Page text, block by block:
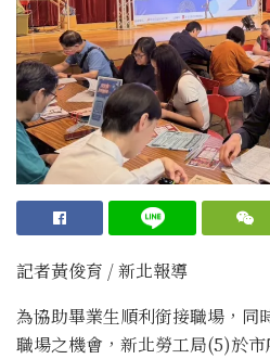
記者黃俊育 / 新北報導
為協助畢業生順利銜接職場，同
職場之機會，新北勞工局(5)於